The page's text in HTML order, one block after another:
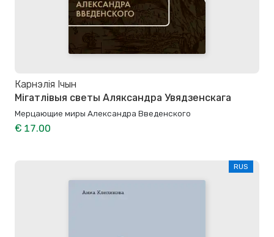
Карнэлія Ічын
Мігатлівыя светы Аляксандра Увядзенскага
Мерцающие миры Александра Введенского
€ 17.00
RUS